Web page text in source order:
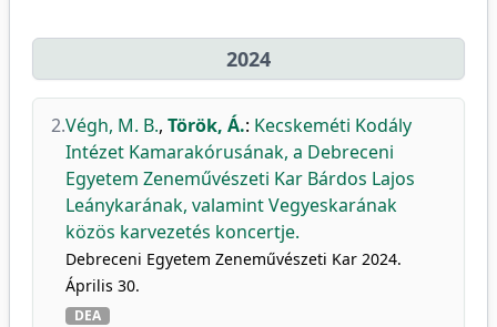
2024
2.Végh, M. B., Török, Á.: Kecskeméti Kodály
Intézet Kamarakórusának, a Debreceni
Egyetem Zeneművészeti Kar Bárdos Lajos
Leánykarának, valamint Vegyeskarának
közös karvezetés koncertje.
Debreceni Egyetem Zeneművészeti Kar 2024.
Április 30.
DEA